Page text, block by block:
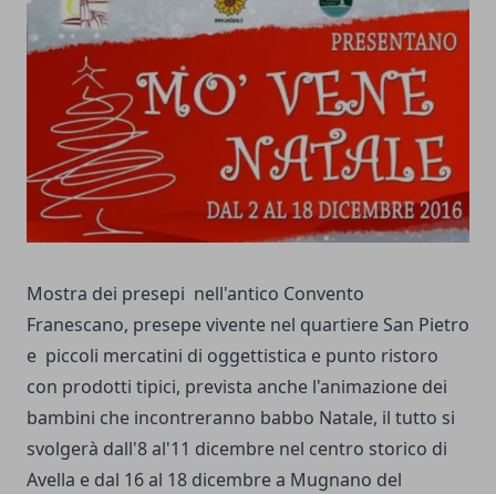
Mostra dei presepi nell'antico Convento
Franescano, presepe vivente nel quartiere San Pietro
e piccoli mercatini di oggettistica e punto ristoro
con prodotti tipici, prevista anche l'animazione dei
bambini che incontreranno babbo Natale, il tutto si
svolgerà dall'8 al'11 dicembre nel centro storico di
Avella e dal 16 al 18 dicembre a Mugnano del